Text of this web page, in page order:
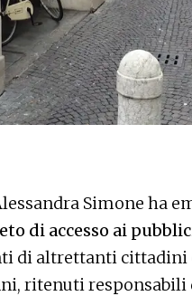
Simone ha
di accesso ai
di altrettanti cittadini
ritenuti responsabili